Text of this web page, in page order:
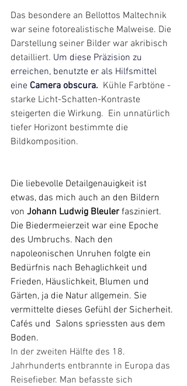
Das besondere an Bellottos Maltechnik
war seine fotorealistische Malweise. Die
Darstellung seiner Bilder war akribisch
detailliert. Um diese Präzision zu
erreichen, benutzte er als Hilfsmittel
eine Camera obscura. Kühle Farbtöne -
starke Licht-Schatten-Kontraste
steigerten die Wirkung.  Ein unnatürlich
tiefer Horizont bestimmte die
Bildkomposition.
Die liebevolle Detailgenauigkeit ist
etwas, das mich auch an den Bildern
von Johann Ludwig Bleuler fasziniert.
Die Biedermeierzeit war eine Epoche
des Umbruchs. Nach den
napoleonischen Unruhen folgte ein
Bedürfnis nach Behaglichkeit und
Frieden, Häuslichkeit, Blumen und
Gärten, ja die Natur allgemein. Sie
vermittelte dieses Gefühl der Sicherheit.
Cafés und  Salons spriessten aus dem
Boden.
In der zweiten Hälfte des 18.
Jahrhunderts entbrannte in Europa das
Reisefieber. Man befasste sich